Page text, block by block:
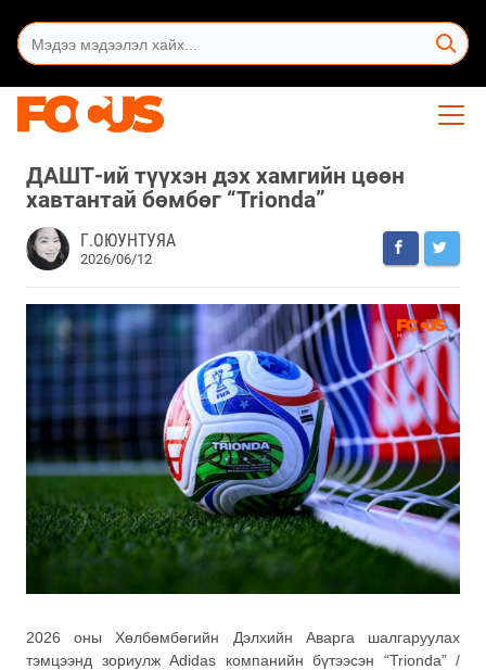
ДАШТ-ий түүхэн дэх хамгийн цөөн
хавтантай бөмбөг “Trionda”
Г.ОЮУНТУЯА
2026/06/12
2026 оны Хөлбөмбөгийн Дэлхийн Аварга шалгаруулах
тэмцээнд зориулж Adidas компанийн бүтээсэн “Trionda” /